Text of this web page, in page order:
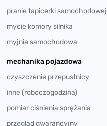
pranie tapicerki samochodowej
mycie komory silnika
myjnia samochodowa
mechanika pojazdowa
czyszczenie przepustnicy
inne (roboczogodzina)
pomiar ciśnienia sprężania
przegląd gwarancyjny